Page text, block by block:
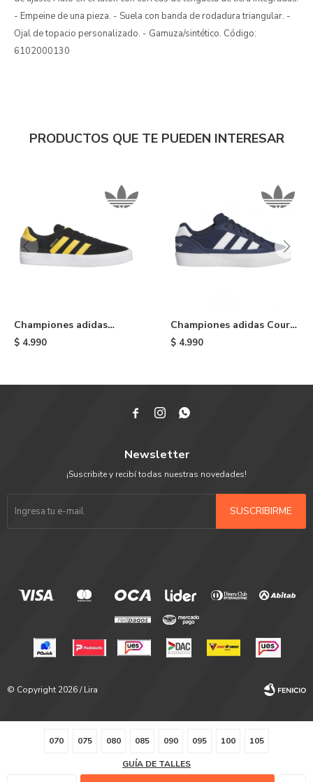
070 075 080 085 090 095 100 105
GUÍA DE TALLES
- Empeine de una pieza. - Suela con banda de rodadura triangular. -
Ojal de topacio personalizado. - Gamuza/sintético. Código:
6102000130
PRODUCTOS QUE TE PUEDEN INTERESAR
Championes adidas
Busenitz Vulc II - Black
$ 4.990
Championes adidas Court
TNS Premiere - Blue
$ 4.990
  
Newsletter
¡Suscribite y recibí todas nuestras novedades!
SUSCRIBIRME
© Copyright 2026 / Lira